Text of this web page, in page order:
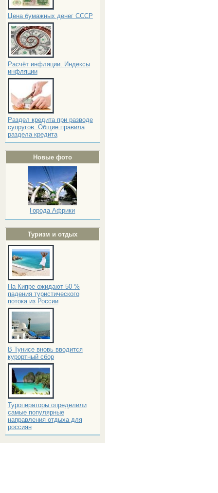
Цена бумажных денег СССР
Расчёт инфляции. Индексы
инфляции
Раздел кредита при разводе
супругов. Общие правила
раздела кредита
Новые фото
Города Африки
Туризм и отдых
На Кипре ожидают 50 %
падения туристического
потока из России
В Тунисе вновь вводится
курортный сбор
Туроператоры определили
самые популярные
направления отдыха для
россиян